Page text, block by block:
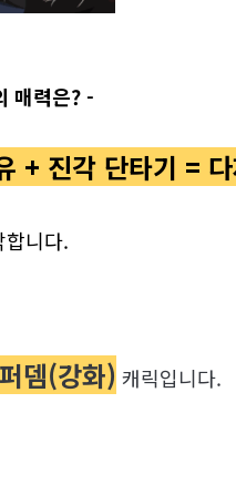
매력은? -
+ 진각 단타기 =
합니다.
퍼뎀(강화) 캐릭입니다.